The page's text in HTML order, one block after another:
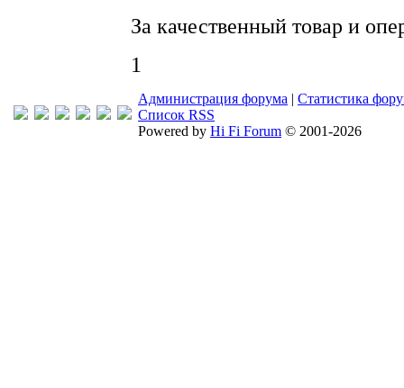
За качественный товар и
1
Администрация форума | Статистика
Список RSS
Powered by Hi Fi Forum © 2001-2026